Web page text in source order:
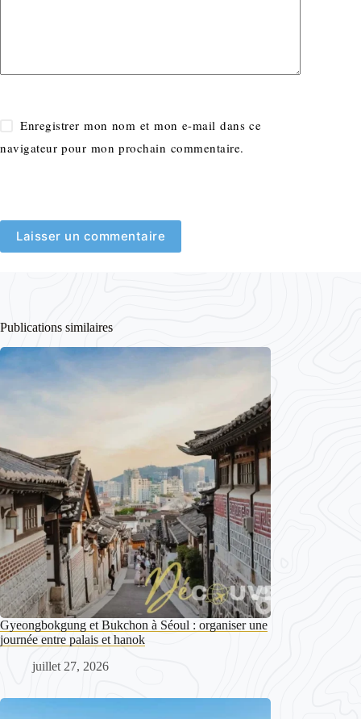
Enregistrer mon nom et mon e-mail dans ce
navigateur pour mon prochain commentaire.
Laisser un commentaire
Publications similaires
Gyeongbokgung et Bukchon à Séoul : organiser une
journée entre palais et hanok
juillet 27, 2026